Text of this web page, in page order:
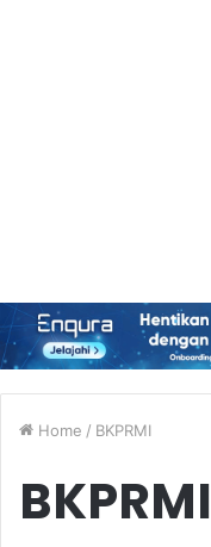
Home / BKPRMI
BKPRMI